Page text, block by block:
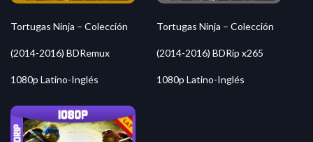
Tortugas Ninja – Colección
(2014-2016) BDRemux
1080p Latino-Inglés
Tortugas Ninja – Colección
(2014-2016) BDRip x265
1080p Latino-Inglés